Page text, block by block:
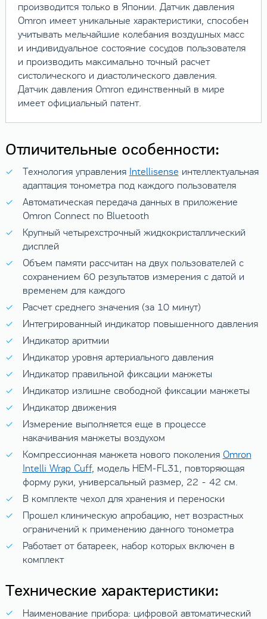
производится только в Японии. Датчик давления
Omron имеет уникальные характеристики, способен
учитывать мельчайшие колебания воздушных масс
и индивидуальное состояние сосудов пользователя
и производить максимально точный расчет
систолического и диастолического давления.
Датчик давления Omron единственный в мире
имеет официальный патент.
Отличительные особенности:
Технология управления Intellisense интеллектуальная
адаптация тонометра под каждого пользователя
Автоматическая передача данных в приложение
Omron Connect по Bluetooth
Крупный четырехстрочный жидкокристаллический
дисплей
Объем памяти рассчитан на двух пользователей с
сохранением 60 результатов измерения с датой и
временем для каждого
Расчет среднего значения (за 10 минут)
Интегрированный индикатор повышенного давления
Индикатор аритмии
Индикатор уровня артериального давления
Индикатор правильной фиксации манжеты
Индикатор излишне свободной фиксации манжеты
Индикатор движения
Измерение выполняется еще в процессе
накачивания манжеты воздухом
Компрессионная манжета нового поколения Omron
Intelli Wrap Cuff, модель HEM-FL31, повторяющая
форму руки, универсальный размер, 22 - 42 см.
В комплекте чехол для хранения и переноски
Прошел клиническую апробацию, нет возрастных
ограничений к применению данного тонометра
Работает от батареек, набор которых включен в
комплект
Технические характеристики:
Наименование прибора: цифровой автоматический